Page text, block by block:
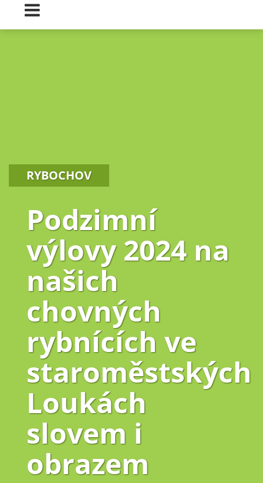
RYBOCHOV
Podzimní
výlovy 2024 na
našich
chovných
rybnících ve
staroměstských
Loukách
slovem i
obrazem